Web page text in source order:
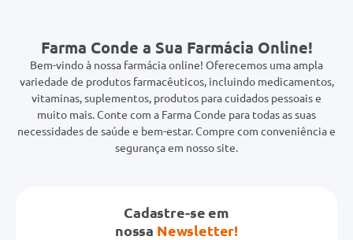
Farma Conde a Sua Farmácia Online!
Bem-vindo à nossa farmácia online! Oferecemos uma ampla
variedade de produtos farmacêuticos, incluindo medicamentos,
vitaminas, suplementos, produtos para cuidados pessoais e
muito mais. Conte com a Farma Conde para todas as suas
necessidades de saúde e bem-estar. Compre com conveniência e
segurança em nosso site.
Cadastre-se em
nossa Newsletter!